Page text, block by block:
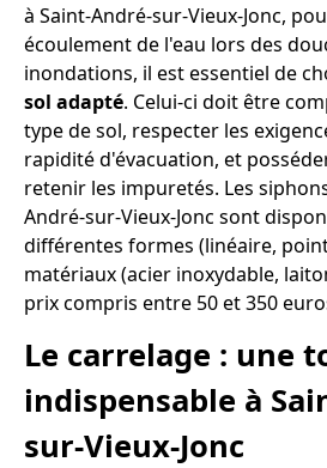
à Saint-André-sur-Vieux-Jonc,
écoulement de l'eau lors des
inondations, il est essentiel de
sol adapté. Celui-ci doit être
type de sol, respecter les
rapidité d'évacuation, et
retenir les impuretés. Les
André-sur-Vieux-Jonc sont
différentes formes (linéaire,
matériaux (acier inoxydable,
prix compris entre 50 et 350
Le carrelage : une
indispensable à
sur-Vieux-Jonc